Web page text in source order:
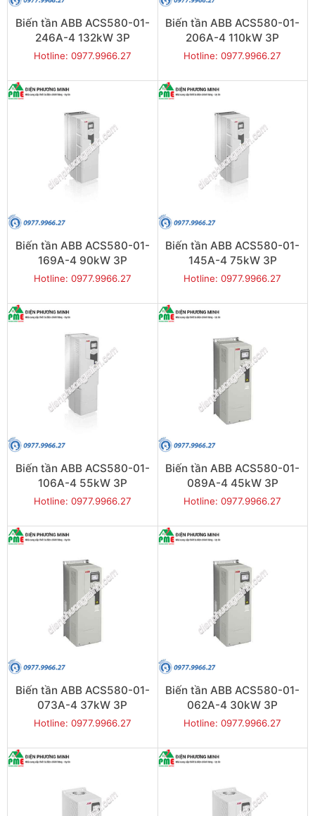
Biến tần ABB ACS580-01-
246A-4 132kW 3P
Hotline: 0977.9966.27
Biến tần ABB ACS580-01-
206A-4 110kW 3P
Hotline: 0977.9966.27
Biến tần ABB ACS580-01-
169A-4 90kW 3P
Hotline: 0977.9966.27
Biến tần ABB ACS580-01-
145A-4 75kW 3P
Hotline: 0977.9966.27
Biến tần ABB ACS580-01-
106A-4 55kW 3P
Hotline: 0977.9966.27
Biến tần ABB ACS580-01-
089A-4 45kW 3P
Hotline: 0977.9966.27
Biến tần ABB ACS580-01-
073A-4 37kW 3P
Hotline: 0977.9966.27
Biến tần ABB ACS580-01-
062A-4 30kW 3P
Hotline: 0977.9966.27